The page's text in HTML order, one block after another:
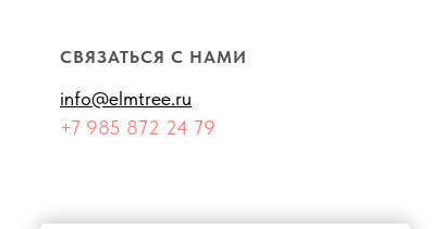
СВЯЗАТЬСЯ С НАМИ
info@elmtree.ru
+7 985 872 24 79